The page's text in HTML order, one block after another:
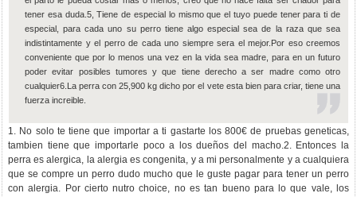
tener esa duda.5, Tiene de especial lo mismo que el tuyo puede tener para ti de
especial, para cada uno su perro tiene algo especial sea de la raza que sea
indistintamente y el perro de cada uno siempre sera el mejor.Por eso creemos
conveniente que por lo menos una vez en la vida sea madre, para en un futuro
poder evitar posibles tumores y que tiene derecho a ser madre como otro
cualquier6.La perra con 25,900 kg dicho por el vete esta bien para criar, tiene una
fuerza increible.
1. No solo te tiene que importar a ti gastarte los 800€ de pruebas geneticas,
tambien tiene que importarle poco a los dueños del macho.2. Entonces la
perra es alergica, la alergia es congenita, y a mi personalmente y a cualquiera
que se compre un perro dudo mucho que le guste pagar para tener un perro
con alergia. Por cierto nutro choice, no es tan bueno para lo que vale, los